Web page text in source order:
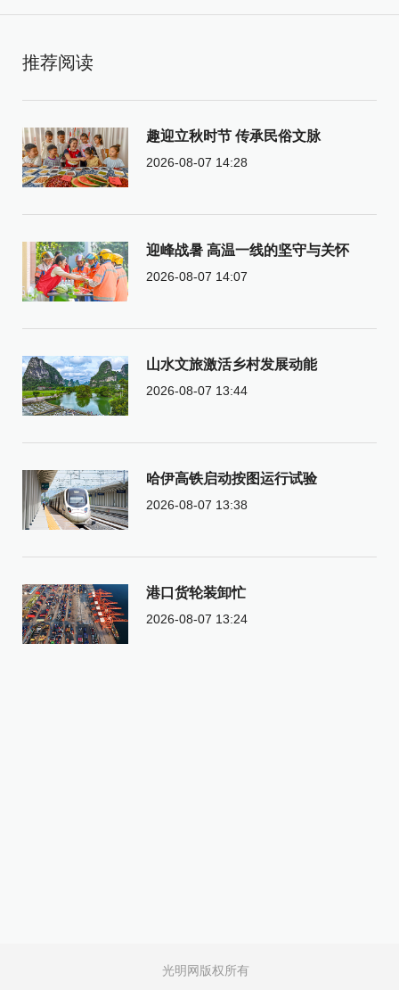
推荐阅读
趣迎立秋时节 传承民俗文脉
2026-08-07 14:28
迎峰战暑 高温一线的坚守与关怀
2026-08-07 14:07
山水文旅激活乡村发展动能
2026-08-07 13:44
哈伊高铁启动按图运行试验
2026-08-07 13:38
港口货轮装卸忙
2026-08-07 13:24
光明网版权所有